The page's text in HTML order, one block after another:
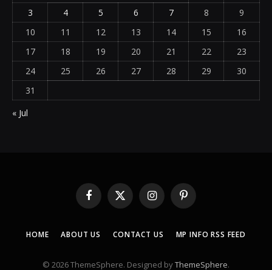
3
4 5 6 7 8
9
10
11 12 13 14 15
16
17
18 19 20 21 22
23
24
25 26 27 28 29
30
31
« Jul
Facebook
X
(Twitter)
InstagramPinterest
HOME ABOUT US CONTACT US MP INFO RSS FEED
© 2026 ThemeSphere. Designed byThemeSphere.